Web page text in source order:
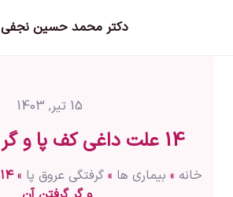
دکتر محمد حسین نجفی
15 تیر, 1403
14 علت داغی کف پا و گر گرفتن آن
خانه » بیماری ها »گرفتگی عروق پا »